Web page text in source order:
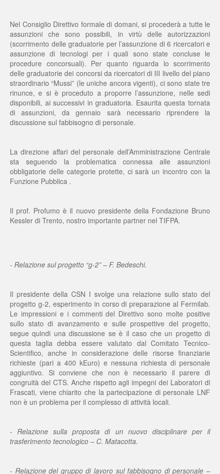
Nel Consiglio Direttivo formale di domani, si procederà a tutte le
assunzioni che sono possibili, in virtù delle autorizzazioni
(scorrimento delle graduatorie per l’assunzione di 6 ricercatori e
assunzione di tecnologi per i quali sono state concluse le
procedure concorsuali). Per quanto riguarda lo scorrimento
delle graduatorie dei concorsi da ricercatori di III livello del piano
straordinario “Mussi” (le uniche ancora vigenti), ci sono state tre
rinunce, e si è proceduto a proporre l’assunzione, nelle sedi
disponibili, ai successivi in graduatoria. Esaurita questa tornata
di assunzioni, da gennaio sarà necessario riprendere la
discussione sul fabbisogno di personale.
La direzione affari del personale dell’Amministrazione Centrale
sta seguendo la problematica connessa alle assunzioni
obbligatorie delle categorie protette, ci sarà un incontro con la
Funzione Pubblica .
Il prof. Profumo è il nuovo presidente della Fondazione Bruno
Kessler di Trento, nostro importante partner nel TIFPA.
- Relazione sul progetto “g-2” – F. Bedeschi.
Il presidente della CSN I svolge una relazione sullo stato del
progetto g-2, esperimento in corso di preparazione al Fermilab.
Le impressioni e i commenti del Direttivo sono molte positive
sullo stato di avanzamento e sulle prospettive del progetto,
segue quindi una discussione se è il caso che un progetto di
questa taglia debba essere valutato dal Comitato Tecnico-
Scientifico, anche in considerazione delle risorse finanziarie
richieste (pari a 400 kEuro) e nessuna richiesta di personale
aggiuntivo. Si conviene che non è necessario il parere di
congruità del CTS. Anche rispetto agli impegni dei Laboratori di
Frascati, viene chiarito che la partecipazione di personale LNF
non è un problema per il complesso di attività locali.
- Relazione sulla proposta di un nuovo disciplinare per il
trasferimento tecnologico – C. Matacotta.
- Relazione del gruppo di lavoro sul fabbisogno di personale –